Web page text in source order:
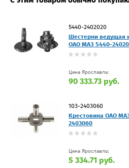
5440-2402020
Шестерни ведущая
ОАО МАЗ 5440-
Цена Ярославль:
90 333.73 руб.
103-2403060
Крестовина ОАО
2403060
Цена Ярославль:
5 334.71 руб.